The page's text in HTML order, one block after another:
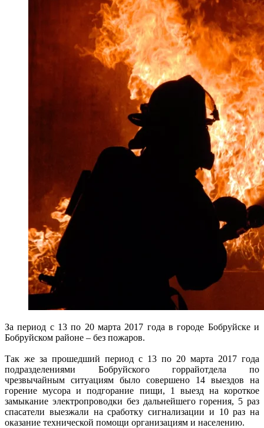
За период с 13 по 20 марта 2017 года в городе Бобруйске и
Бобруйском районе – без пожаров.
Так же за прошедший период с 13 по 20 марта 2017 года
подразделениями Бобруйского горрайотдела по
чрезвычайным ситуациям было совершено 14 выездов на
горение мусора и подгорание пищи, 1 выезд на короткое
замыкание электропроводки без дальнейшего горения, 5 раз
спасатели выезжали на сработку сигнализации и 10 раз на
оказание технической помощи организациям и населению.